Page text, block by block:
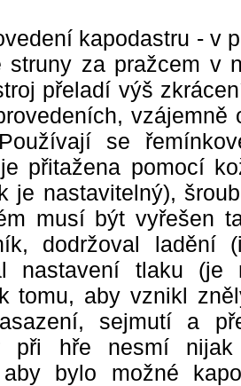
kapodastru - v
struny za pražcem v
přeladí výš
vzájemně
se
přitažena pomocí
je nastavitelný),
musí být vyřešen
dodržoval ladění
nastavení tlaku
tomu, aby vznikl
sejmutí a
při hře nesmí
bylo možné